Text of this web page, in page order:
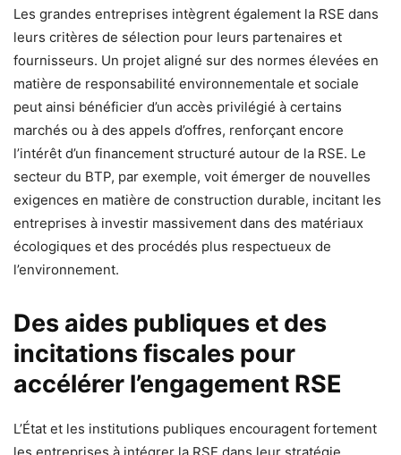
Les grandes entreprises intègrent également la RSE dans
leurs critères de sélection pour leurs partenaires et
fournisseurs. Un projet aligné sur des normes élevées en
matière de responsabilité environnementale et sociale
peut ainsi bénéficier d’un accès privilégié à certains
marchés ou à des appels d’offres, renforçant encore
l’intérêt d’un financement structuré autour de la RSE. Le
secteur du BTP, par exemple, voit émerger de nouvelles
exigences en matière de construction durable, incitant les
entreprises à investir massivement dans des matériaux
écologiques et des procédés plus respectueux de
l’environnement.
Des aides publiques et des
incitations fiscales pour
accélérer l’engagement RSE
L’État et les institutions publiques encouragent fortement